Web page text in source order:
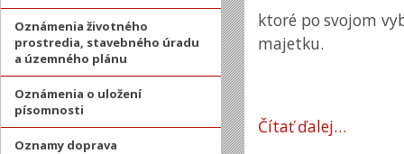
Oznámenia životného
prostredia, stavebného úradu
a územného plánu
Oznámenia o uložení
písomnosti
Oznamy doprava
ktoré po svojom
majetku.
Čítať ďalej…